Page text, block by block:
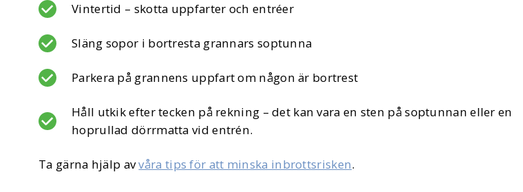
Vintertid – skotta uppfarter och entréer
Släng sopor i bortresta grannars soptunna
Parkera på grannens uppfart om någon är bortrest
Håll utkik efter tecken på rekning – det kan vara en sten på soptunnan eller en
hoprullad dörrmatta vid entrén.
Ta gärna hjälp avvåra tips för att minska inbrottsrisken.